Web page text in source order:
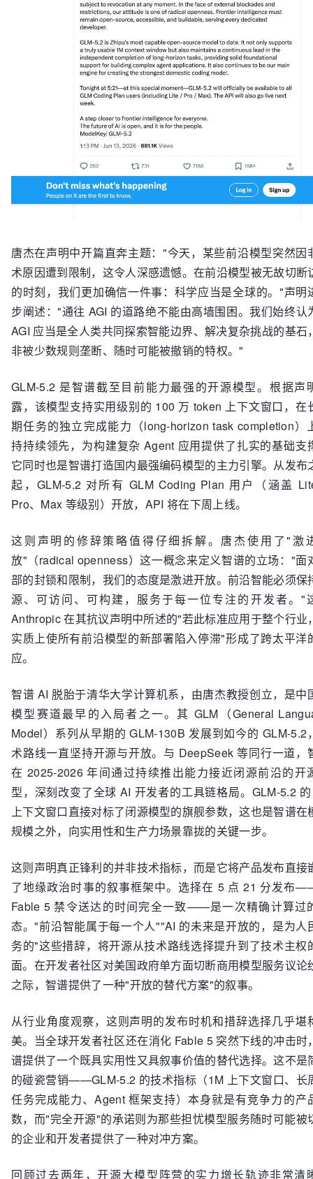
唐杰在声明中开篇直奔主题："今天，某些前沿模型突然因
术原因遭到限制，这令人深感遗憾。在前沿模型被无故切断
的时刻，我们更加确信一件事：科学应当是全球的。"声明
步阐述："通往 AGI 的道路绝不能由高墙围困。我们始终认
AGI 应当是全人类共同探索智能边界、解决复杂挑战的基石
非被少数规则垄断、随时可能被撤销的特权。"
GLM-5.2 是智谱截至目前能力最强的开源模型。根据声
露，该模型支持实用级别的 100 万 token 上下文窗口，在
期任务的独立完成能力（long-horizon task completion）
持持续领先，为构建复杂 Agent 应用提供了扎实的基础支
它同时也是智谱打造国内最强编码模型的主力引擎。从发布
起，GLM-5.2 对所有 GLM Coding Plan 用户（涵盖
Pro、Max 等级别）开放，API 将在下周上线。
这则声明的修辞策略值得仔细拆解。唐杰使用了"激
放"（radical openness）这一概念来定义智谱的立场："面
部的封锁和限制，我们的态度是激进开放。前沿智能必须保
源、可访问、可构建，服务于每一位专注的开发者。"
Anthropic 在其抗议声明中所述的"若此标准应用于整个行业
实质上使所有前沿模型的新部署陷入停滞"形成了跨太平洋
应。
智谱 AI 脱胎于清华大学计算机系，由唐杰教授创立，是中
模型赛道最早的入局者之一。其 GLM（General
Model）系列从早期的 GLM-130B 发展到如今的 GLM-5.2
术路线一直坚持开源与开放。与 DeepSeek 等同行一道，
在 2025-2026 年间通过持续推出能力接近闭源前沿的开
型，深刻改变了全球 AI 开发者的工具链格局。GLM-5.2
上下文窗口直接对标了闭源模型的旗舰参数，这也是智谱在
规模之外，向实用性和生产力场景靠拢的关键一步。
这则声明真正锋利的并非技术指标，而是它将产品发布直接
了地缘政治时事的叙事框架中。选择在 5 点 21 分发布
Fable 5 禁令送达的时间完全一致——是一次精确计算过
态。"前沿智能属于每一个人""AI 的未来是开放的，是为人
务的"这些措辞，将开源从技术路线选择提升到了技术主权
面。在开发者社区对美国政府单方面切断商用模型服务议论
之际，智谱提供了一种"开放的替代方案"的叙事。
从行业角度观察，这则声明的发布时机和措辞选择几乎堪
美。当全球开发者社区还在消化 Fable 5 突然下线的冲击时
谱提供了一个既具实用性又具叙事价值的替代选择。这不是
的碰瓷营销——GLM-5.2 的技术指标（1M 上下文窗口、长
任务完成能力、Agent 框架支持）本身就是有竞争力的产
数，而"完全开源"的承诺则为那些担忧模型服务随时可能被
的企业和开发者提供了一种对冲方案。
回顾过去两年，开源大模型阵营的实力增长轨迹非常清